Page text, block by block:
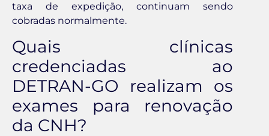
taxa de expedição, continuam sendo
cobradas normalmente.
Quais clínicas
credenciadas ao
DETRAN-GO realizam os
exames para renovação
da CNH?